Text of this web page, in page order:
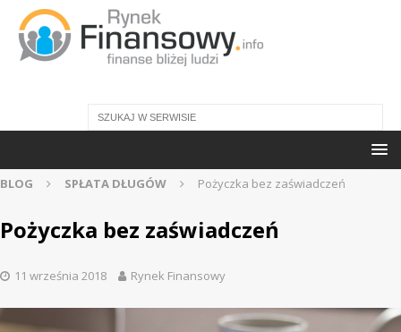
BLOG SPŁATA DŁUGÓW Pożyczka bez zaświadczeń
Pożyczka bez zaświadczeń
11 września 2018 Rynek Finansowy